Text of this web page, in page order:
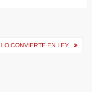
CONVIERTE EN LEY